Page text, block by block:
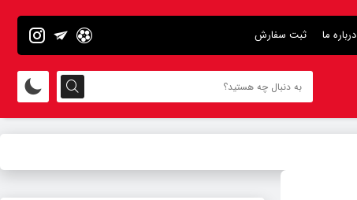
درباره ما ثبت سفارش